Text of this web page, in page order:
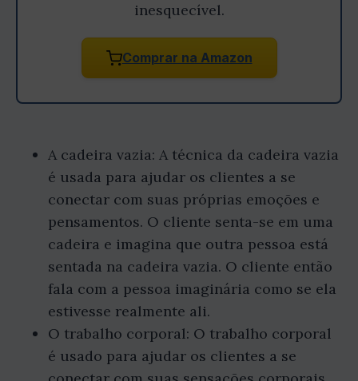
inesquecível.
Comprar na Amazon
A cadeira vazia: A técnica da cadeira vazia
é usada para ajudar os clientes a se
conectar com suas próprias emoções e
pensamentos. O cliente senta-se em uma
cadeira e imagina que outra pessoa está
sentada na cadeira vazia. O cliente então
fala com a pessoa imaginária como se ela
estivesse realmente ali.
O trabalho corporal: O trabalho corporal
é usado para ajudar os clientes a se